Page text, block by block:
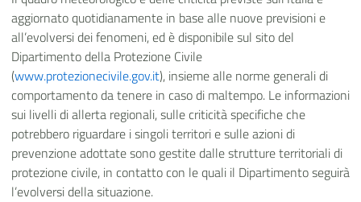
aggiornato quotidianamente in base alle nuove previsioni e
all’evolversi dei fenomeni, ed è disponibile sul sito del
Dipartimento della Protezione Civile
(www.protezionecivile.gov.it), insieme alle norme generali di
comportamento da tenere in caso di maltempo. Le informazioni
sui livelli di allerta regionali, sulle criticità specifiche che
potrebbero riguardare i singoli territori e sulle azioni di
prevenzione adottate sono gestite dalle strutture territoriali di
protezione civile, in contatto con le quali il Dipartimento seguirà
l’evolversi della situazione.